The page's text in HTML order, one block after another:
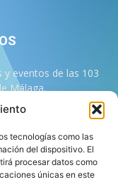
tecnologías como las
del dispositivo. El
procesar datos como
únicas en este
eventos de las 103
Málaga.